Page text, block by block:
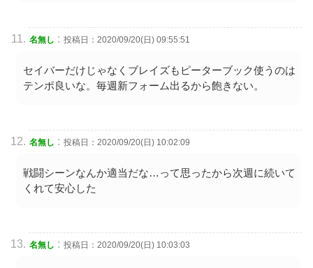
名無し : 投稿日：2020/09/20(日) 09:55:51
セイバーだけじゃなくブレイズもピーターブック使うのは
テンポ良いな。毎週新フォーム出るから飽きない。
名無し : 投稿日：2020/09/20(日) 10:02:09
戦闘シーンなんか適当だな…って思ったから次週に続いて
くれて安心した
名無し : 投稿日：2020/09/20(日) 10:03:03